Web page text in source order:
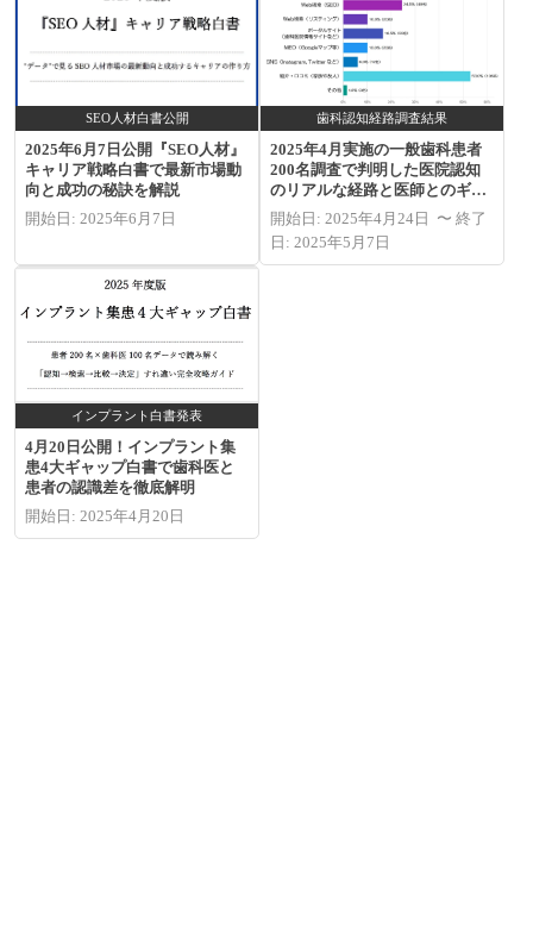
SEO人材白書公開
2025年6月7日公開『SEO人材』
キャリア戦略白書で最新市場動
向と成功の秘訣を解説
開始日: 2025年6月7日
歯科認知経路調査結果
2025年4月実施の一般歯科患者
200名調査で判明した医院認知
のリアルな経路と医師とのギャ
ップ
開始日: 2025年4月24日 〜 終了
日: 2025年5月7日
インプラント白書発表
4月20日公開！インプラント集
患4大ギャップ白書で歯科医と
患者の認識差を徹底解明
開始日: 2025年4月20日